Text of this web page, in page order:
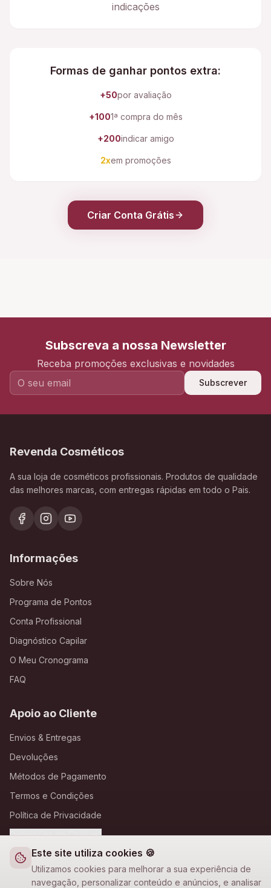
Este site utiliza cookies 🍪
Utilizamos cookies para melhorar a sua experiência de
navegação, personalizar conteúdo e anúncios, e analisar
indicações
Formas de ganhar pontos extra:
+50por avaliação
+1001ª compra do mês
+200indicar amigo
2xem promoções
Criar Conta Grátis
Subscreva a nossa Newsletter
Receba promoções exclusivas e novidades
Subscrever
Revenda Cosméticos
A sua loja de cosméticos profissionais. Produtos de qualidade
das melhores marcas, com entregas rápidas em todo o Pais.
Informações
Sobre Nós
Programa de Pontos
Conta Profissional
Diagnóstico Capilar
O Meu Cronograma
FAQ
Apoio ao Cliente
Envios & Entregas
Devoluções
Métodos de Pagamento
Termos e Condições
Política de Privacidade
Definições de Cookies
A Loja Nova